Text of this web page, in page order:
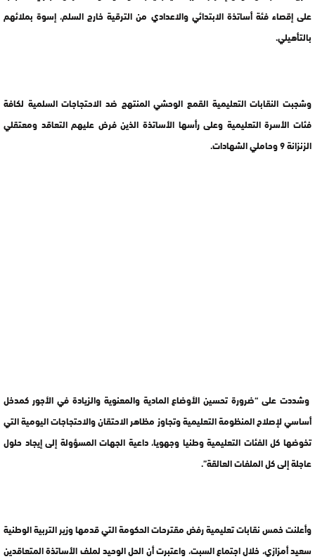
على إقصاء فئة أساتذة الابتدائي والاعدادي من الترقية خارج السلم، إسوة بملائهم
بالتأهيلي.
وشجبت النقابات التعليمية القمع الوحشي المنتهج ضد الاحتجاجات السلمية لكافة
فئات الأسرة التعليمية وعلى رأسها الأساتذة الذين فرض عليهم التعاقد ومعتقلي
الزنزانة 9 وحاملي الشهادات.
وشددت على “ضرورة تحسين الأوضاع المادية والمعنوية والزيادة في الأجور كمدخل
أساسي لإصلاح المنظومة التعليمية وتجاوز مظاهر الاحتقان والاحتجاجات اليومية التي
تخوضها كل الفئات التعليمية وطنيا وجهويا، داعية الجهات المسؤولة إلى إيجاد حلول
عاجلة إلى كل الملفات العالقة”.
وأعلنت خمس نقابات تعليمية رفض مقترحات الحكومة التي قدمها وزير التربية الوطنية
سعيد أمزازي، خلال اجتماع السبت، واعتبرت أن الحل الوحيد لملف الأساتذة المتعاقدين